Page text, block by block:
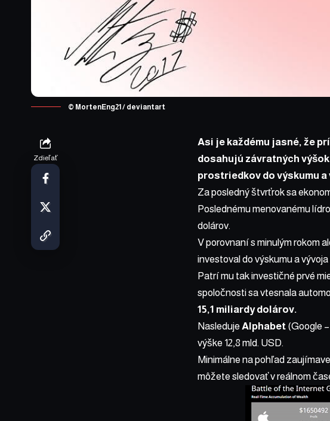
© MortenEng21 / deviantart
Zdieľať
Asi je každému jasné, že
dosahujú závratných
prostriedkov do výskumu
Za posledný štvrťrok sa
Poslednému menovanému
dolárov.
V porovnaní s minulým rokom
investoval do výskumu a
Patrí mu tak investičné prvé
spoločnosti sa vtesnala
15,1 miliardy dolárov.
Nasleduje Alphabet (Google
výške 12,8 mld. USD.
Minimálne na pohľad
môžete sledovať v reálnom